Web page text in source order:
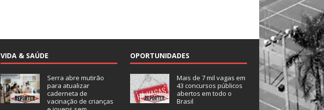
VIDA & SAÚDE
Serra abre mutirão
para atualizar
caderneta de
vacinação de crianças
OPORTUNIDADES
Mais de 7 mil vagas em
43 concursos públicos
abertos em todo o
Brasil